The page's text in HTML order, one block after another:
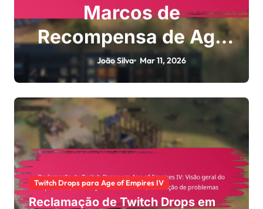
Marcos de
Recompensa de Age
Of Empires IV:
Acompanhamento de
conquistas,
Desbloqueio de
bónus,
Reconhecimento da
João Silva Mar 11, 2026
Twitch Drops para Age of Empires IV
Reclamação de Twitch Drops em